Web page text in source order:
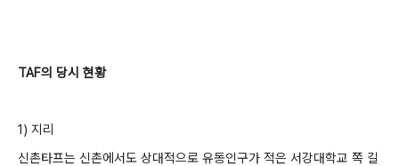
TAF의 당시 현황
1) 지리
신촌타프는 신촌에서도 상대적으로 유동인구가 적은 서강대학교 쪽 길